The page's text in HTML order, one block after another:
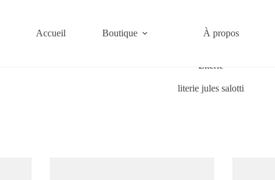
Accueil Boutique À propos
Literie
literie jules salotti